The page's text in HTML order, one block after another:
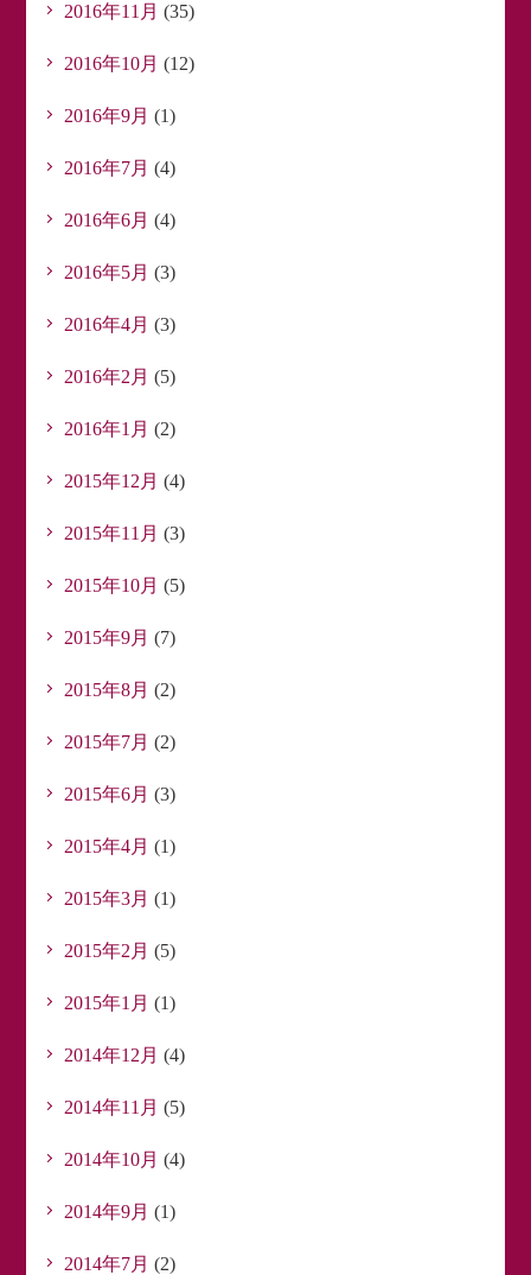
2016年11月 (35)
2016年10月 (12)
2016年9月 (1)
2016年7月 (4)
2016年6月 (4)
2016年5月 (3)
2016年4月 (3)
2016年2月 (5)
2016年1月 (2)
2015年12月 (4)
2015年11月 (3)
2015年10月 (5)
2015年9月 (7)
2015年8月 (2)
2015年7月 (2)
2015年6月 (3)
2015年4月 (1)
2015年3月 (1)
2015年2月 (5)
2015年1月 (1)
2014年12月 (4)
2014年11月 (5)
2014年10月 (4)
2014年9月 (1)
2014年7月 (2)